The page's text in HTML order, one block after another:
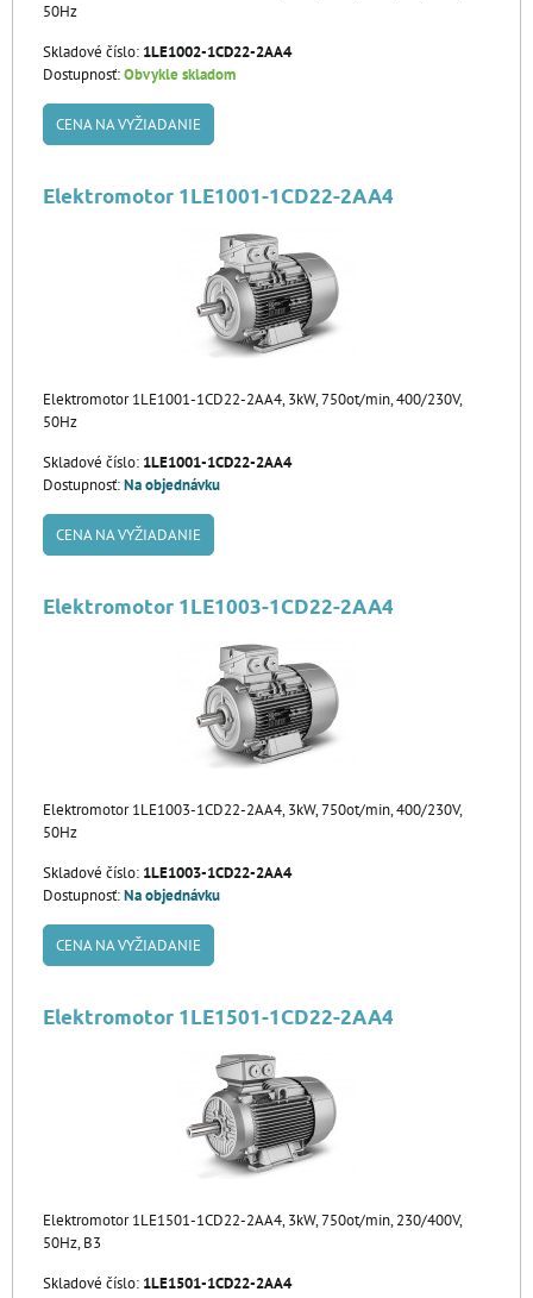
50Hz
Skladové číslo: 1LE1002-1CD22-2AA4
Dostupnosť:Obvykle skladom
CENA NA VYŽIADANIE
Elektromotor 1LE1001-1CD22-2AA4
Elektromotor 1LE1001-1CD22-2AA4, 3kW, 750ot/min, 400/230V,
50Hz
Skladové číslo: 1LE1001-1CD22-2AA4
Dostupnosť:Na objednávku
CENA NA VYŽIADANIE
Elektromotor 1LE1003-1CD22-2AA4
Elektromotor 1LE1003-1CD22-2AA4, 3kW, 750ot/min, 400/230V,
50Hz
Skladové číslo: 1LE1003-1CD22-2AA4
Dostupnosť:Na objednávku
CENA NA VYŽIADANIE
Elektromotor 1LE1501-1CD22-2AA4
Elektromotor 1LE1501-1CD22-2AA4, 3kW, 750ot/min, 230/400V,
50Hz, B3
Skladové číslo: 1LE1501-1CD22-2AA4